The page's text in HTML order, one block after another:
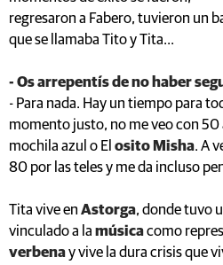
regresaron a Fabero, tuvieron un
que se llamaba Tito y Tita...
- Os arrepentís de no haber
- Para nada. Hay un tiempo para
momento justo, no me veo con 50
mochila azul o El osito Misha. A
80 por las teles y me da incluso
Tita vive en Astorga, donde tuvo
vinculado a la músicacomo
verbenay vive la dura crisis que